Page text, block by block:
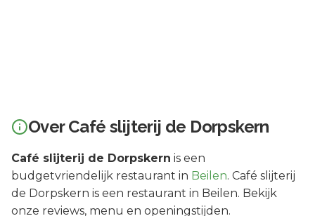
OverCafé slijterij de Dorpskern
Café slijterij de Dorpskern is een
budgetvriendelijk restaurant in Beilen. Café slijterij
de Dorpskern is een restaurant in Beilen. Bekijk
onze reviews, menu en openingstijden.